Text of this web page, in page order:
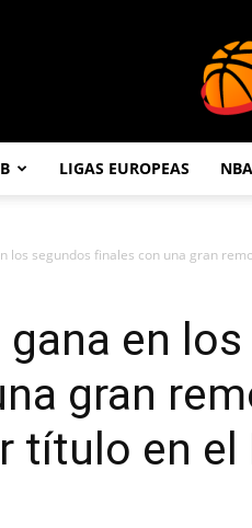
LIGAS EUROPEAS NBA
los segundos finales con una gran
gana en
gran
título en el